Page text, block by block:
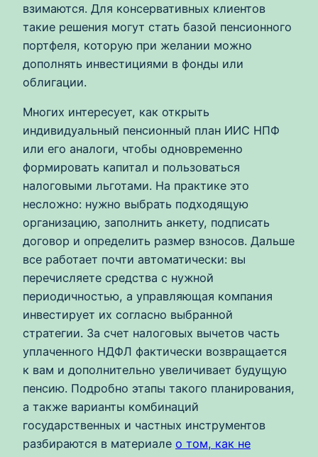
взимаются. Для консервативных клиентов
такие решения могут стать базой пенсионного
портфеля, которую при желании можно
дополнять инвестициями в фонды или
облигации.
Многих интересует, как открыть
индивидуальный пенсионный план ИИС НПФ
или его аналоги, чтобы одновременно
формировать капитал и пользоваться
налоговыми льготами. На практике это
несложно: нужно выбрать подходящую
организацию, заполнить анкету, подписать
договор и определить размер взносов. Дальше
все работает почти автоматически: вы
перечисляете средства с нужной
периодичностью, а управляющая компания
инвестирует их согласно выбранной
стратегии. За счет налоговых вычетов часть
уплаченного НДФЛ фактически возвращается
к вам и дополнительно увеличивает будущую
пенсию. Подробно этапы такого планирования,
а также варианты комбинаций
государственных и частных инструментов
разбираются в материале о том, как не